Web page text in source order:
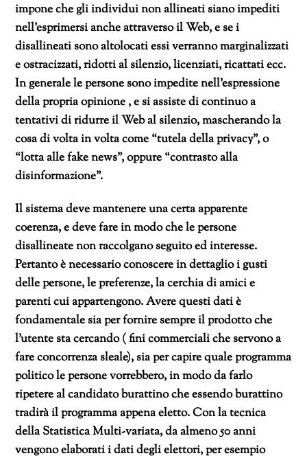
impone che gli individui non allineati siano impediti
nell’esprimersi anche attraverso il Web, e se i
disallineati sono altolocati essi verranno marginalizzati
e ostracizzati, ridotti al silenzio, licenziati, ricattati ecc.
In generale le persone sono impedite nell’espressione
della propria opinione , e si assiste di continuo a
tentativi di ridurre il Web al silenzio, mascherando la
cosa di volta in volta come “tutela della privacy”, o
“lotta alle fake news”, oppure “contrasto alla
disinformazione”.
Il sistema deve mantenere una certa apparente
coerenza, e deve fare in modo che le persone
disallineate non raccolgano seguito ed interesse.
Pertanto è necessario conoscere in dettaglio i gusti
delle persone, le preferenze, la cerchia di amici e
parenti cui appartengono. Avere questi dati è
fondamentale sia per fornire sempre il prodotto che
l’utente sta cercando ( fini commerciali che servono a
fare concorrenza sleale), sia per capire quale programma
politico le persone vorrebbero, in modo da farlo
ripetere al candidato burattino che essendo burattino
tradirà il programma appena eletto. Con la tecnica
della Statistica Multi-variata, da almeno 50 anni
vengono elaborati i dati degli elettori, per esempio